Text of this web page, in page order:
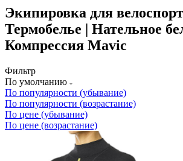
Экипировка для
Термобелье | Нательное
Компрессия Mavic
Фильтр
По умолчанию
По популярности (убывание)
По популярности (возрастание)
По цене (убывание)
По цене (возрастание)